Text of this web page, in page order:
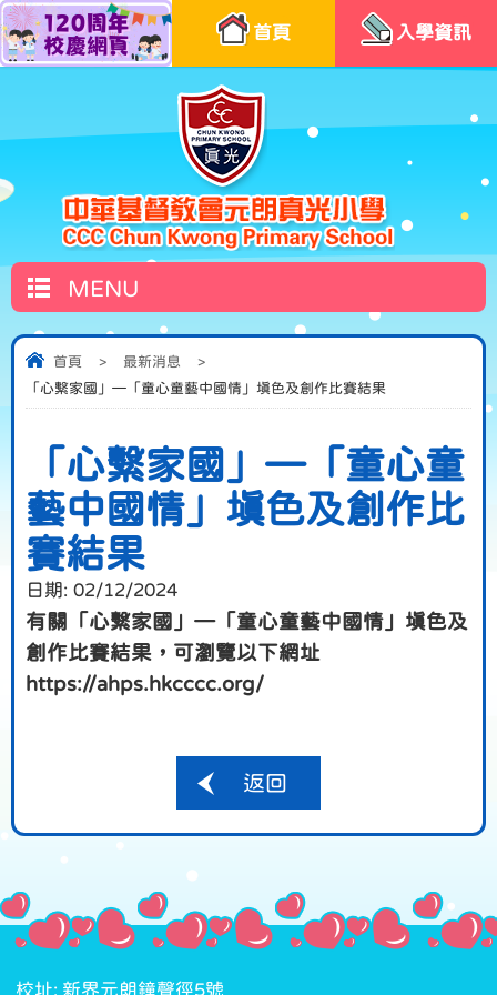
首頁 入學資訊
MENU
首頁 > 最新消息
>
「心繫家國」—「童心童藝中國情」填色及創作比賽結果
「心繫家國」—「童心童
藝中國情」填色及創作比
賽結果
日期: 02/12/2024
有關「心繫家國」—「童心童藝中國情」填色及
創作比賽結果，可瀏覽以下網址
https://ahps.hkcccc.org/
返回
校址: 新界元朗鐘聲徑5號